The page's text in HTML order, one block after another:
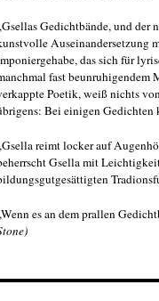
Gedichtbände, und der
Auseinandersetzung
das sich für
fast beunruhigendem
Poetik, weiß nichts
Bei einigen Gedichten
reimt locker auf
Gsella mit
es an dem prallen